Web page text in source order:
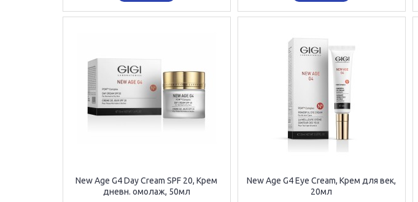
New Age G4 Day Cream SPF 20, Крем
дневн. омолаж, 50мл
New Age G4 Eye Cream, Крем для век,
20мл